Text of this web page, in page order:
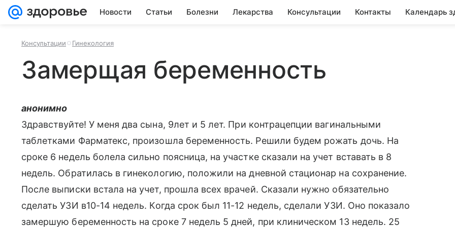
Новости Статьи Болезни Лекарства Консультации Контакты Календарь
Консультации Гинекология
Замерщая беременность
анонимно
Здравствуйте! У меня два сына, 9лет и 5 лет. При контрацепции вагинальными
таблетками Фарматекс, произошла беременность. Решили будем рожать дочь. На
сроке 6 недель болела сильно поясница, на участке сказали на учет вставать в 8
недель. Обратилась в гинекологию, положили на дневной стационар на сохранение.
После выписки встала на учет, прошла всех врачей. Сказали нужно обязательно
сделать УЗИ в10-14 недель. Когда срок был 11-12 недель, сделали УЗИ. Оно показало
замершую беременность на сроке 7 недель 5 дней, при клиническом 13 недель. 25